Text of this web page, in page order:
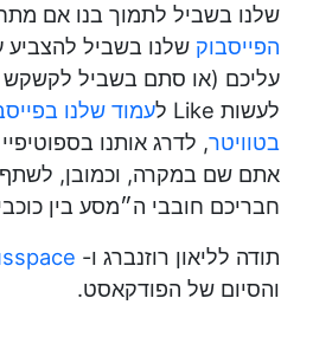
שלנו בשביל לתמוך בנו אם
הפייסבוק שלנו בשביל
עליכם (או סתם בשביל לקשקש
לעשות Like ל
עמוד שלנו
בטוויטר
אתם שם במקרה, וכמובן, לשתף
חבריכם חובבי ה״מסע בין
תודה לליאון רוזנברג ו-
והסיום של הפודקאסט.